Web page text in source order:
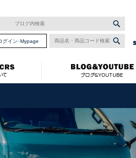
グイン･Mypage